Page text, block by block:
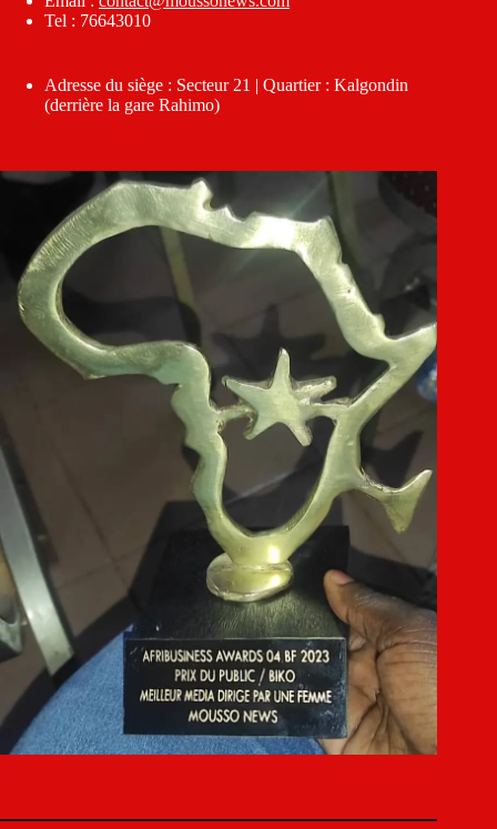
Tel : 76643010
Adresse du siège : Secteur 21 | Quartier : Kalgondin
(derrière la gare Rahimo)